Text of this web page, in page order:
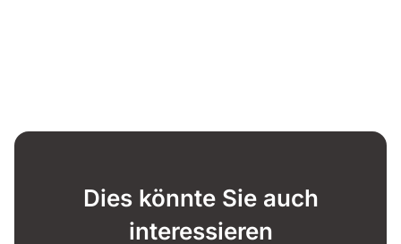
Dies könnte Sie auch
interessieren